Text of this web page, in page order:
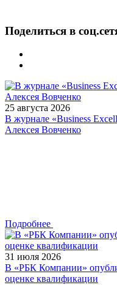
Поделиться в
25 августа 2026
В журнале «Business
Алексея Вовченко
Подробнее
31 июля 2026
В «РБК Компании»
оценке квалификации